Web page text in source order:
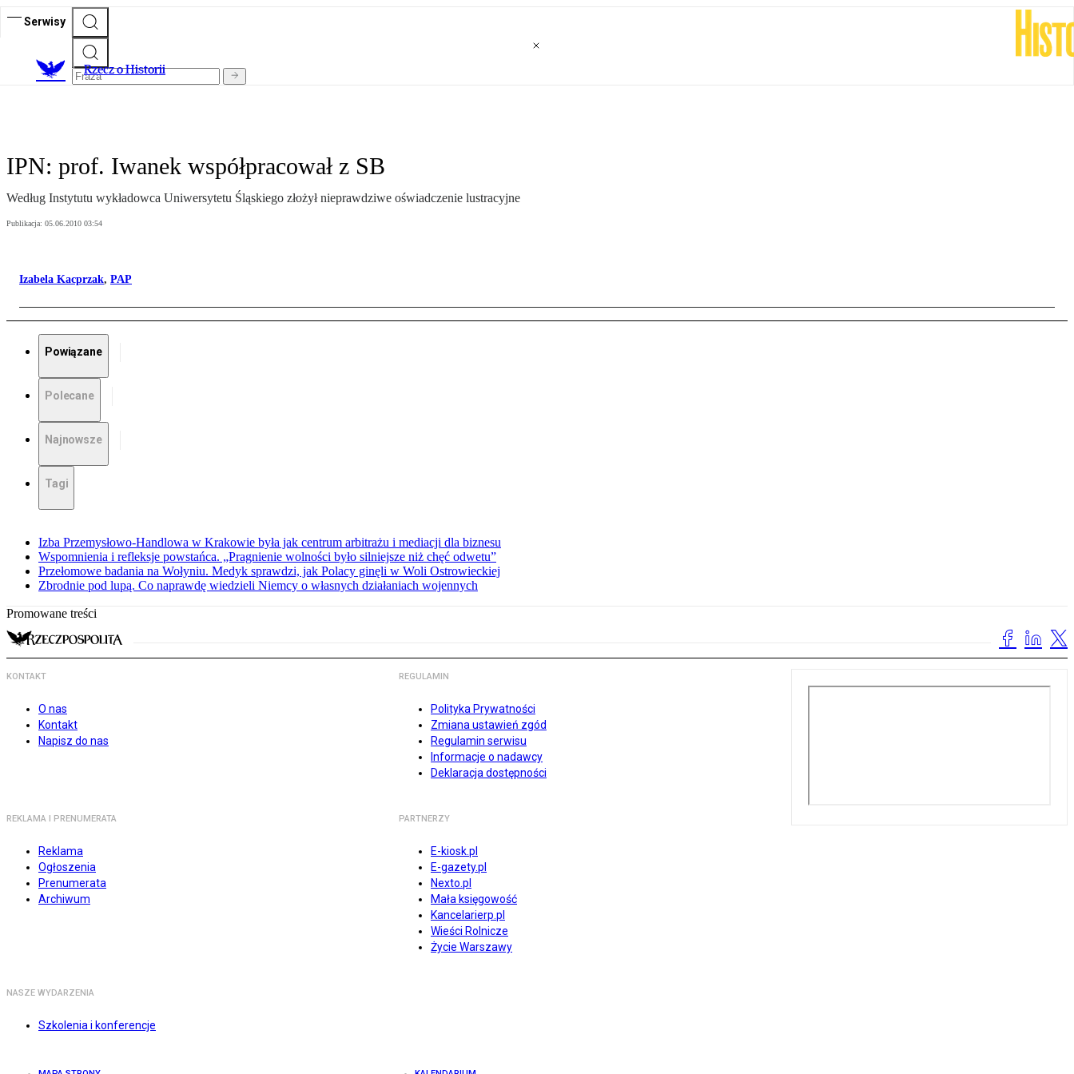
Serwisy
Rzecz o Historii
IPN: prof. Iwanek współpracował z SB
Według Instytutu wykładowca Uniwersytetu Śląskiego złożył nieprawdziwe oświadczenie lustracyjne
Publikacja: 05.06.2010 03:54
Izabela Kacprzak, PAP
Powiązane
Polecane
Najnowsze
Tagi
Izba Przemysłowo-Handlowa w Krakowie była jak centrum arbitrażu i mediacji dla biznesu
Wspomnienia i refleksje powstańca. „Pragnienie wolności było silniejsze niż chęć odwetu”
Przełomowe badania na Wołyniu. Medyk sprawdzi, jak Polacy ginęli w Woli Ostrowieckiej
Zbrodnie pod lupą. Co naprawdę wiedzieli Niemcy o własnych działaniach wojennych
Promowane treści
KONTAKT
O nas
Kontakt
Napisz do nas
REGULAMIN
Polityka Prywatności
Zmiana ustawień zgód
Regulamin serwisu
Informacje o nadawcy
Deklaracja dostępności
REKLAMA I PRENUMERATA
Reklama
Ogłoszenia
Prenumerata
Archiwum
PARTNERZY
E-kiosk.pl
E-gazety.pl
Nexto.pl
Mała księgowość
Kancelarierp.pl
Wieści Rolnicze
Życie Warszawy
NASZE WYDARZENIA
Szkolenia i konferencje